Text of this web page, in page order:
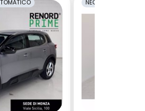
NEOPATENTATI